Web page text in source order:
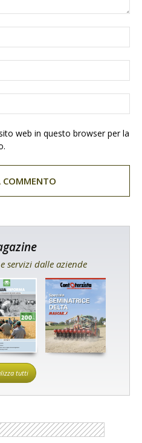
web in questo browser per la
servizi dalle aziende
tutti